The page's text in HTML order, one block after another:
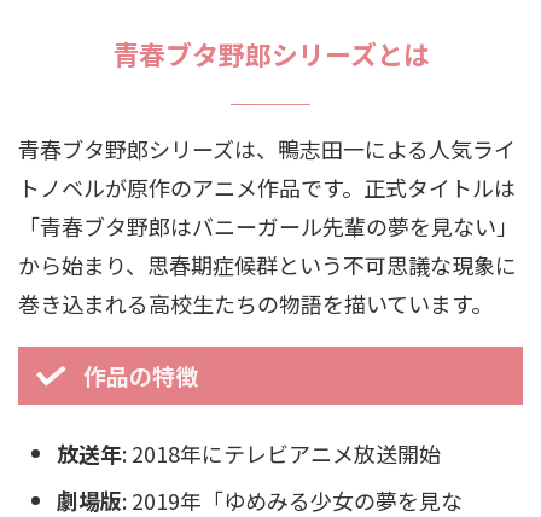
青春ブタ野郎シリーズとは
青春ブタ野郎シリーズは、鴨志田一による人気ライ
トノベルが原作のアニメ作品です。正式タイトルは
「青春ブタ野郎はバニーガール先輩の夢を見ない」
から始まり、思春期症候群という不可思議な現象に
巻き込まれる高校生たちの物語を描いています。
作品の特徴
放送年: 2018年にテレビアニメ放送開始
劇場版: 2019年「ゆめみる少女の夢を見な